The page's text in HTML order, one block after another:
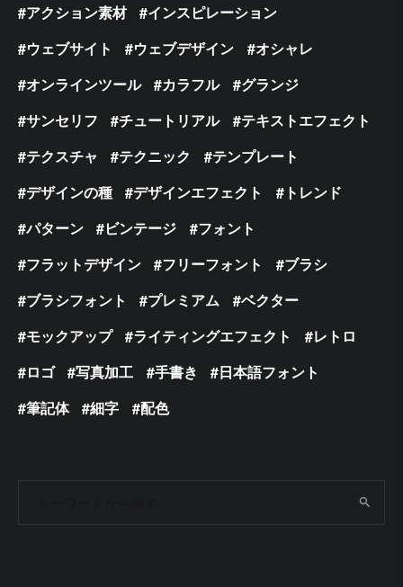
アクション素材
インスピレーション
ウェブサイト
ウェブデザイン
オシャレ
オンラインツール
カラフル
グランジ
サンセリフ
チュートリアル
テキストエフェクト
テクスチャ
テクニック
テンプレート
デザインの種
デザインエフェクト
トレンド
パターン
ビンテージ
フォント
フラットデザイン
フリーフォント
ブラシ
ブラシフォント
プレミアム
ベクター
モックアップ
ライティングエフェクト
レトロ
ロゴ
写真加工 手書き
日本語フォント
筆記体
細字 配色